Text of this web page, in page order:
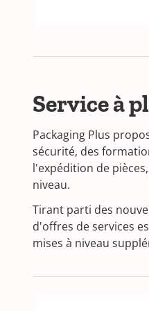
Service à
Packaging Plus
sécurité, des
l'expédition de
niveau.
Tirant parti des
d'offres de services
mises à niveau